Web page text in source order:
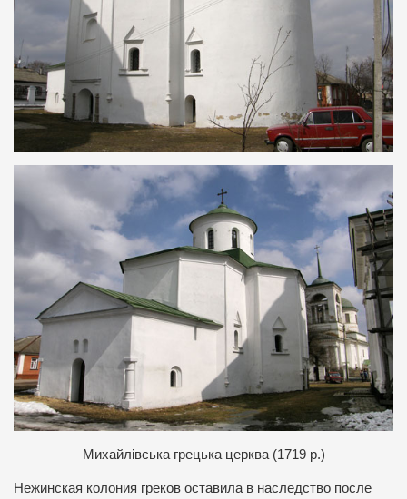
Михайлівська грецька церква (1719 р.)
Нежинская колония греков оставила в наследство после